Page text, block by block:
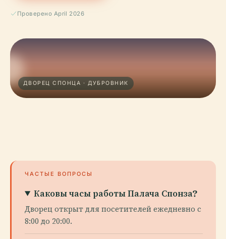
Проверено April 2026
ДВОРЕЦ СПОНЦА · ДУБРОВНИК
ЧАСТЫЕ ВОПРОСЫ
Каковы часы работы Палача Спонза?
Дворец открыт для посетителей ежедневно с
8:00 до 20:00.